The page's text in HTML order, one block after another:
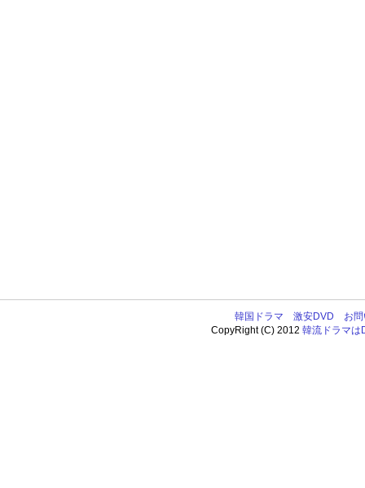
韓国ドラマ 激安DVD
お
CopyRight (C) 2012韓流ドラマは